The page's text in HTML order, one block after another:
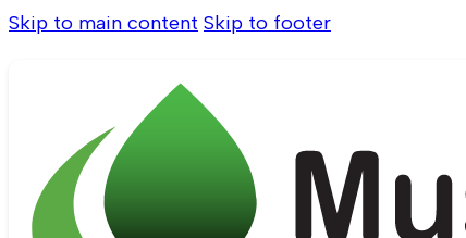
Skip to main content Skip to footer